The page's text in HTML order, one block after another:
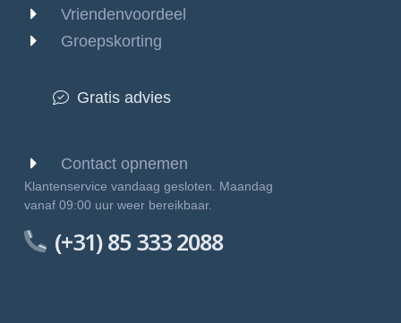
Vriendenvoordeel
Groepskorting
Gratis advies
Contact opnemen
Klantenservice vandaag gesloten. Maandag
vanaf 09:00 uur weer bereikbaar.
(+31) 85 333 2088